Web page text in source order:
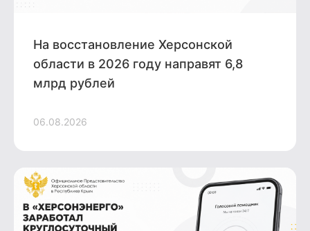
На восстановление Херсонской
области в 2026 году направят 6,8
млрд рублей
06.08.2026